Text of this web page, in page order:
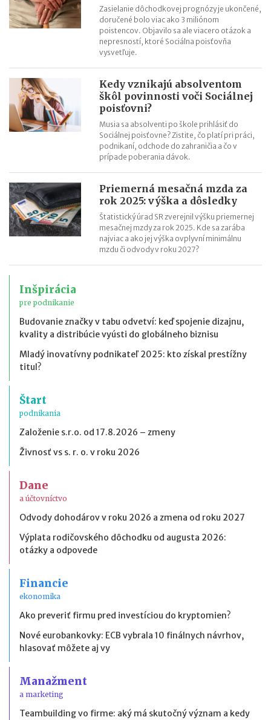
Zasielanie dôchodkovej prognózy je ukončené,
doručené bolo viac ako 3 miliónom
poistencov. Objavilo sa ale viacero otázok a
nepresností, ktoré Sociálna poisťovňa
vysvetľuje.
Kedy vznikajú absolventom
škôl povinnosti voči Sociálnej
poisťovni?
Musia sa absolventi po škole prihlásiť do
Sociálnej poisťovne? Zistite, čo platí pri práci,
podnikaní, odchode do zahraničia a čo v
prípade poberania dávok.
Priemerná mesačná mzda za
rok 2025: výška a dôsledky
Štatistický úrad SR zverejnil výšku priemernej
mesačnej mzdy za rok 2025. Kde sa zarába
najviac a ako jej výška ovplyvní minimálnu
mzdu či odvody v roku 2027?
Inšpirácia
pre podnikanie
Budovanie značky v tabu odvetví: keď spojenie dizajnu,
kvality a distribúcie vyústi do globálneho biznisu
Mladý inovatívny podnikateľ 2025: kto získal prestížny
titul?
Štart
podnikania
Založenie s.r.o. od 17.8.2026 – zmeny
Živnosť vs s. r. o. v roku 2026
Dane
a účtovníctvo
Odvody dohodárov v roku 2026 a zmena od roku 2027
Výplata rodičovského dôchodku od augusta 2026:
otázky a odpovede
Financie
ekonomika
Ako preveriť firmu pred investíciou do kryptomien?
Nové eurobankovky: ECB vybrala 10 finálnych návrhov,
hlasovať môžete aj vy
Manažment
a marketing
Teambuilding vo firme: aký má skutočný význam a kedy